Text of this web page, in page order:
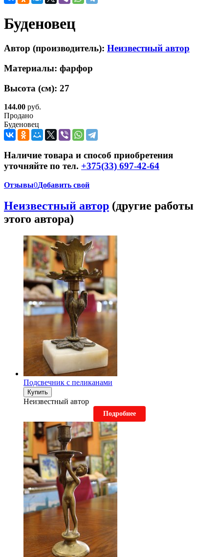
Буденовец
Автор (производитель): Неизвестный автор
Материалы: фарфор
Высота (см): 27
144.00 руб.
Продано
Буденовец
Наличие товара и способ приобретения
уточняйте по тел. +375(33) 697-42-64
Отзывы0Добавить свой
Неизвестный автор (другие работы
этого автора)
Подсвечник с пеликанами
Купить
Неизвестный автор
Подробнее